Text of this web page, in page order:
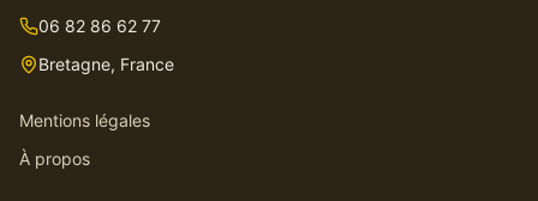
06 82 86 62 77
Bretagne, France
Mentions légales
À propos